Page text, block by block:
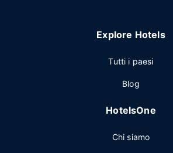
Explore Hotels
Tutti i paesi
Blog
HotelsOne
Chi siamo